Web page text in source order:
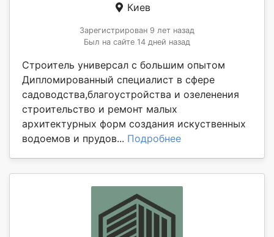
Киев
Зарегистрирован 9 лет назад
Был на сайте 14 дней назад
Строитель универсал с большим опытом
Дипломированный специалист в сфере
садоводства,благоустройства и озеленения
строительство и ремонт малых
архитектурных форм создания искуственных
водоемов и прудов... Подробнее